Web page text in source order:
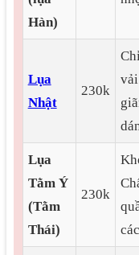
Hàn)
Lụa
Nhật
230k
Lụa
Tằm Ý
(Tằm
Thái)
230k